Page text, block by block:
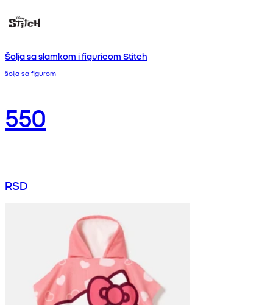
Šolja sa slamkom i figuricom Stitch
šolja sa figurom
550
RSD